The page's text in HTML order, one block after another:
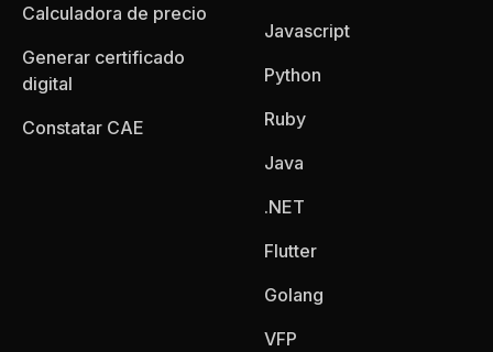
Calculadora de precio
Generar certificado
digital
Constatar CAE
Javascript
Python
Ruby
Java
.NET
Flutter
Golang
VFP